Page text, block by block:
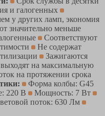
и галогенных
у других ламп, экономия
значительно меньше
Соответствуют
Не содержат
Зажигаются
на максимальную
на протяжении срока
Форма колбы: G45
220 В
Мощность: 7 Вт
поток: 630 Лм